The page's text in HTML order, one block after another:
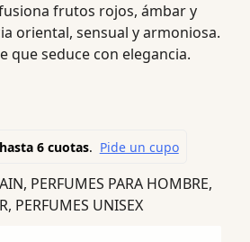
frutos rojos, ámbar y
oriental, sensual y armoniosa.
que seduce con elegancia.
, PERFUMES PARA HOMBRE,
, PERFUMES UNISEX